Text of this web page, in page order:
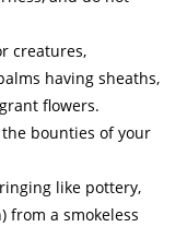
creatures,
having sheaths,
flowers.
the bounties of your
like pottery,
from a smokeless